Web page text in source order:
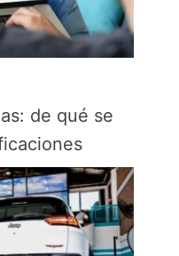
de qué se